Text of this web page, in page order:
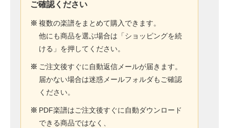
ご確認ください
※ 複数の楽譜をまとめて購入できます。
他にも商品を選ぶ場合は「ショッピングを続
ける」を押してください。
※ ご注文後すぐに自動返信メールが届きます。
届かない場合は迷惑メールフォルダもご確認
ください。
※ PDF楽譜はご注文後すぐに自動ダウンロード
できる商品ではなく、